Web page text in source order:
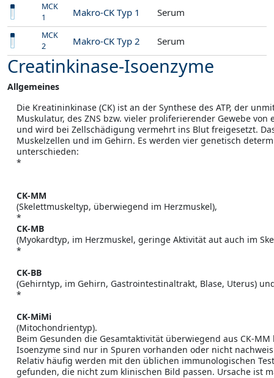
MCK
1
Makro-CK Typ 1 Serum
MCK
2
Makro-CK Typ 2 Serum
Creatinkinase-Isoenzyme
Allgemeines
Die Kreatininkinase (CK) ist an der Synthese des ATP, der
Muskulatur, des ZNS bzw. vieler proliferierender Gewebe
und wird bei Zellschädigung vermehrt ins Blut freigesetzt.
Muskelzellen und im Gehirn. Es werden vier genetisch
unterschieden:
*
CK-MM
(Skelettmuskeltyp, überwiegend im Herzmuskel),
*
CK-MB
(Myokardtyp, im Herzmuskel, geringe Aktivität aut auch im
*
CK-BB
(Gehirntyp, im Gehirn, Gastrointestinaltrakt, Blase, Uterus)
*
CK-MiMi
(Mitochondrientyp).
Beim Gesunden die Gesamtaktivität überwiegend aus CK-
Isoenzyme sind nur in Spuren vorhanden oder nicht
Relativ häufig werden mit den üblichen immunologischen
gefunden, die nicht zum klinischen Bild passen. Ursache ist